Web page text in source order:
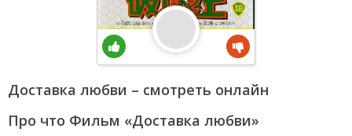
Доставка любви – смотреть онлайн
Про что Фильм «Доставка любви»